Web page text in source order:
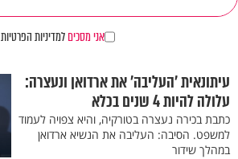
אני מסכיםלמדיניות הפרטיות
עיתונאית ’העליבה' את ארדואן ונעצרה:
עלולה להיות 4 שנים בכלא
כתבת בכירה נעצרה בטורקיה, והיא צפויה לעמוד
למשפט. הסיבה: העליבה את הנשיא ארדואן
במהלך שידור